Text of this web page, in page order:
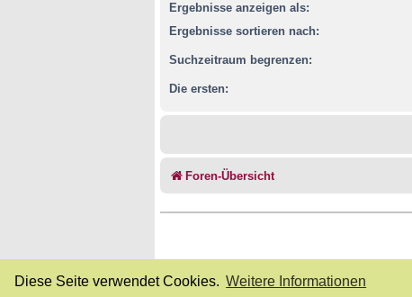
Diese Seite verwendet Cookies. Weitere Informationen
Ergebnisse anzeigen als:
Ergebnisse sortieren nach:
Suchzeitraum begrenzen:
Die ersten:
Foren-Übersicht